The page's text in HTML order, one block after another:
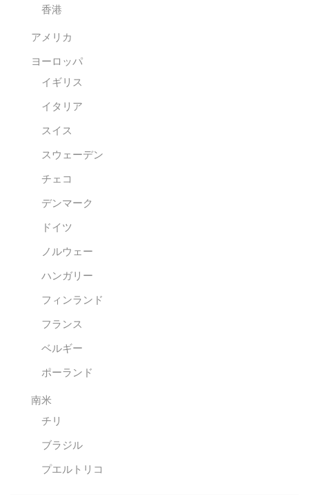
香港
アメリカ
ヨーロッパ
イギリス
イタリア
スイス
スウェーデン
チェコ
デンマーク
ドイツ
ノルウェー
ハンガリー
フィンランド
フランス
ベルギー
ポーランド
南米
チリ
ブラジル
プエルトリコ